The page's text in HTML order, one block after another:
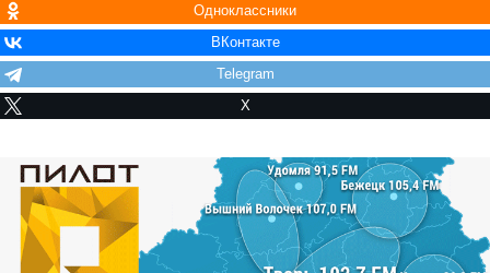
Одноклассники
ВКонтакте
Telegram
X